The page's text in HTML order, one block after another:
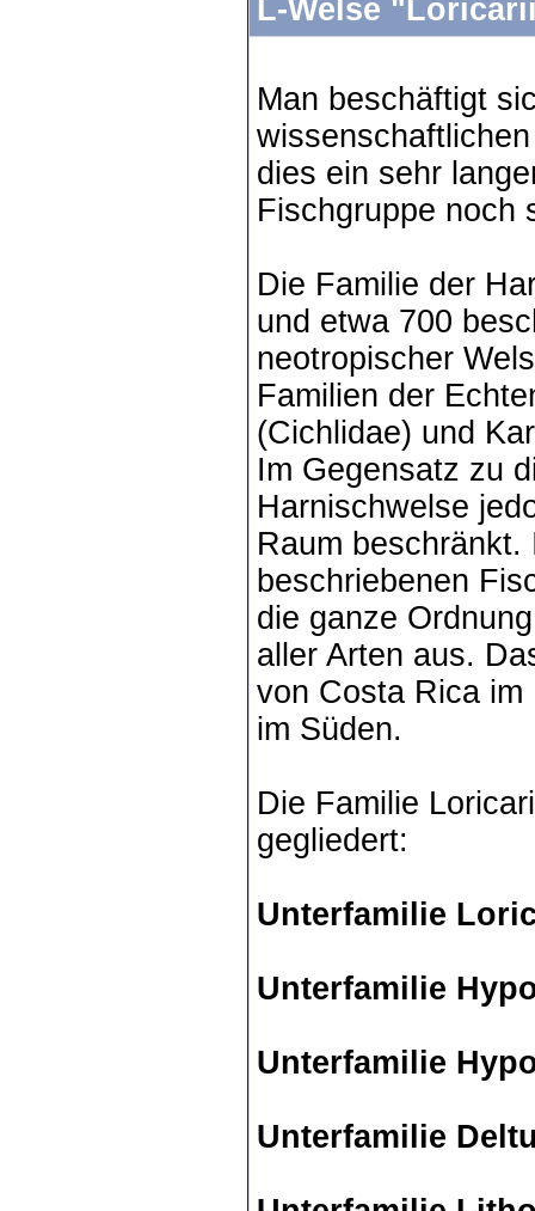
L-Welse
Man beschäftigt
dies ein sehr
Fischgruppe noch
Die Familie der
und etwa 700
neotropischer
Familien der
(Cichlidae) und
Im Gegensatz zu
Harnischwelse
Raum
beschriebenen
die ganze
aller Arten aus.
von Costa Rica im
im Süden.
Die Familie
gegliedert:
Unterfamilie
Unterfamilie
Unterfamilie
Unterfamilie